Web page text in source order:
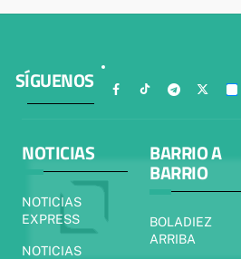
SÍGUENOS
NOTICIAS
NOTICIAS
EXPRESS
NOTICIAS
BARRIO A
BARRIO
BOLADIEZ
ARRIBA